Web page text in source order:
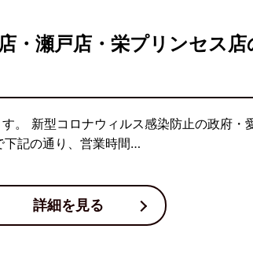
・瀬戸店・栄プリンセス
。 新型コロナウィルス感染防止の政府・
下記の通り、営業時間…
詳細を見る